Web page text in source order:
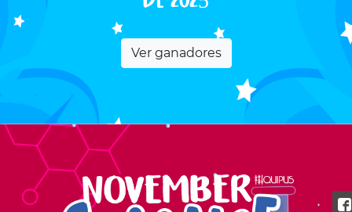
Ver ganadores